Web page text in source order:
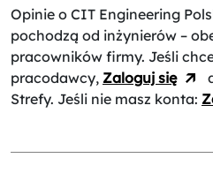
Opinie o CIT Engineering
pochodzą od inżynierów –
pracowników firmy. Jeśli
pracodawcy, Zaloguj się
Strefy. Jeśli nie masz konta: